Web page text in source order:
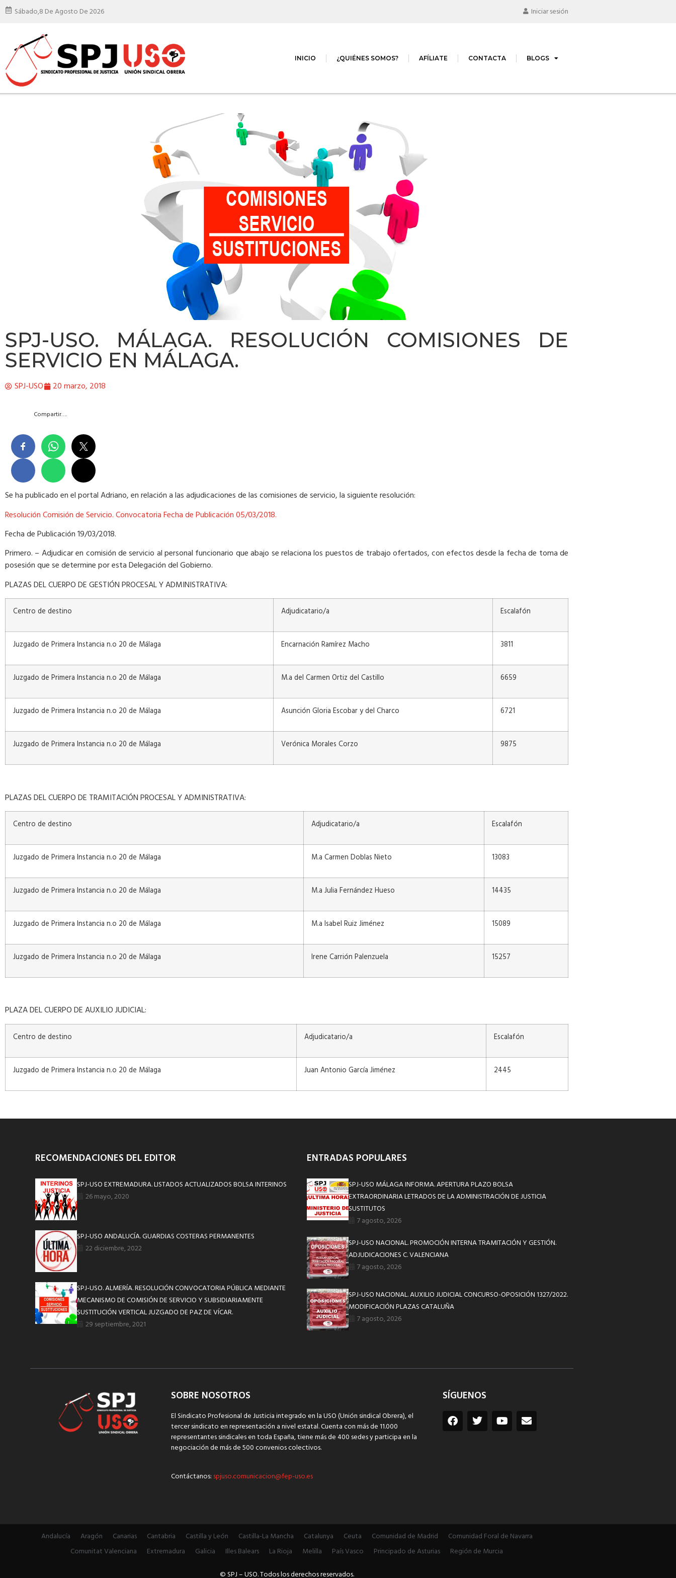
Sábado,8 De Agosto De 2026 Iniciar sesión
INICIO ¿QUIÉNES SOMOS? AFÍLIATE CONTACTA BLOGS
SPJ-USO. MÁLAGA. RESOLUCIÓN COMISIONES DE
SERVICIO EN MÁLAGA.
SPJ-USO 20 marzo, 2018
Compartir….
Se ha publicado en el portal Adriano, en relación a las adjudicaciones de las comisiones de servicio, la siguiente resolución:
Resolución Comisión de Servicio. Convocatoria Fecha de Publicación 05/03/2018.
Fecha de Publicación 19/03/2018.
Primero. – Adjudicar en comisión de servicio al personal funcionario que abajo se relaciona los puestos de trabajo ofertados, con efectos desde la fecha de toma de
posesión que se determine por esta Delegación del Gobierno.
PLAZAS DEL CUERPO DE GESTIÓN PROCESAL Y ADMINISTRATIVA:
Centro de destino Adjudicatario/a Escalafón
Juzgado de Primera Instancia n.o 20 de Málaga Encarnación Ramírez Macho 3811
Juzgado de Primera Instancia n.o 20 de Málaga M.a del Carmen Ortiz del Castillo 6659
Juzgado de Primera Instancia n.o 20 de Málaga Asunción Gloria Escobar y del Charco 6721
Juzgado de Primera Instancia n.o 20 de Málaga Verónica Morales Corzo 9875
PLAZAS DEL CUERPO DE TRAMITACIÓN PROCESAL Y ADMINISTRATIVA:
Centro de destino Adjudicatario/a Escalafón
Juzgado de Primera Instancia n.o 20 de Málaga M.a Carmen Doblas Nieto 13083
Juzgado de Primera Instancia n.o 20 de Málaga M.a Julia Fernández Hueso 14435
Juzgado de Primera Instancia n.o 20 de Málaga M.a Isabel Ruiz Jiménez 15089
Juzgado de Primera Instancia n.o 20 de Málaga Irene Carrión Palenzuela 15257
PLAZA DEL CUERPO DE AUXILIO JUDICIAL:
Centro de destino Adjudicatario/a Escalafón
Juzgado de Primera Instancia n.o 20 de Málaga Juan Antonio García Jiménez 2445
RECOMENDACIONES DEL EDITOR
SPJ-USO EXTREMADURA. LISTADOS ACTUALIZADOS BOLSA INTERINOS
26 mayo, 2020
SPJ-USO ANDALUCÍA. GUARDIAS COSTERAS PERMANENTES
22 diciembre, 2022
SPJ-USO. ALMERÍA. RESOLUCIÓN CONVOCATORIA PÚBLICA MEDIANTE
MECANISMO DE COMISIÓN DE SERVICIO Y SUBSIDIARIAMENTE
SUSTITUCIÓN VERTICAL JUZGADO DE PAZ DE VÍCAR.
29 septiembre, 2021
ENTRADAS POPULARES
SPJ-USO MÁLAGA INFORMA. APERTURA PLAZO BOLSA
EXTRAORDINARIA LETRADOS DE LA ADMINISTRACIÓN DE JUSTICIA
SUSTITUTOS
7 agosto, 2026
SPJ-USO NACIONAL. PROMOCIÓN INTERNA TRAMITACIÓN Y GESTIÓN.
ADJUDICACIONES C. VALENCIANA
7 agosto, 2026
SPJ-USO NACIONAL. AUXILIO JUDICIAL CONCURSO-OPOSICIÓN 1327/2022.
MODIFICACIÓN PLAZAS CATALUÑA
7 agosto, 2026
SOBRE NOSOTROS
El Sindicato Profesional de Justicia integrado en la USO (Unión sindical Obrera), el
tercer sindicato en representación a nivel estatal. Cuenta con más de 11.000
representantes sindicales en toda España, tiene más de 400 sedes y participa en la
negociación de más de 500 convenios colectivos.
Contáctanos: spjuso.comunicacion@fep-uso.es
SÍGUENOS
Andalucía Aragón Canarias Cantabria Castilla y León Castilla-La Mancha Catalunya Ceuta Comunidad de Madrid
Comunidad Foral de Navarra
Comunitat Valenciana
Extremadura Galicia Illes Balears La Rioja Melilla País Vasco Principado de Asturias
Región de Murcia
© SPJ – USO. Todos los derechos reservados.